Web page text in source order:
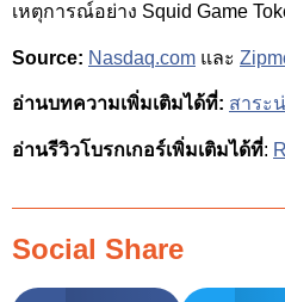
เหตุการณ์อย่าง Squid Game
Source: Nasdaq.com และ
อ่านบทความเพิ่มเติมได้ที่: สาระ
อ่านรีวิวโบรกเกอร์เพิ่มเติมได้ที่:
Social Share